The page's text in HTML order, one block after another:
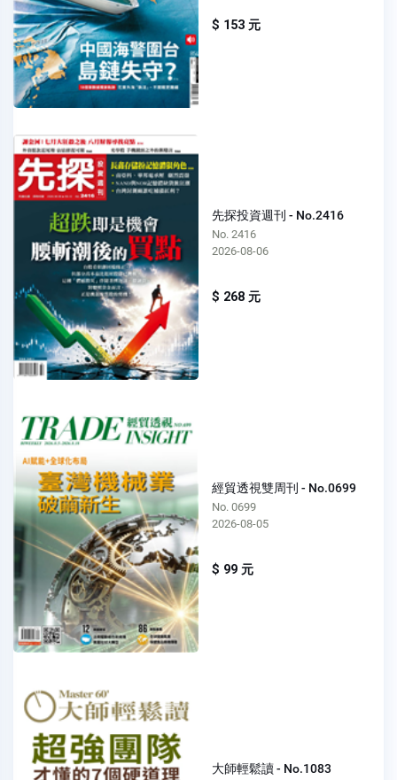
$ 153 元
先探投資週刊 - No.2416
No. 2416
2026-08-06
$ 268 元
經貿透視雙周刊 - No.0699
No. 0699
2026-08-05
$ 99 元
大師輕鬆讀 - No.1083